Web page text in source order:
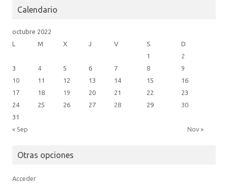
Calendario
octubre 2022
L
M X J V S D
« Sep Nov »
1
2
3
4 5 6 7 8
9
10
11 12 13 14 15
16
17
18 19 20 21 22
23
24
25 26 27 28 29
30
31
Otras opciones
Acceder